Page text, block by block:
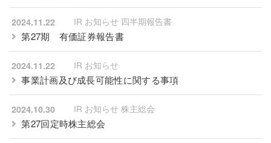
2024.11.22 IR お知らせ 四半期報告書
第27期 有価証券報告書
2024.11.22 IR お知らせ
事業計画及び成長可能性に関する事項
2024.10.30 IR お知らせ 株主総会
第27回定時株主総会